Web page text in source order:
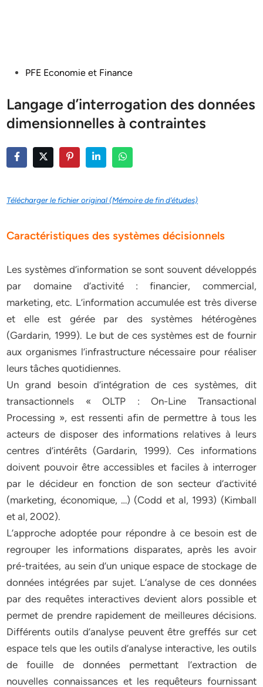
PostedPFE Economie et Finance
Langage d’interrogation des données
dimensionnelles à contraintes
Télécharger le fichier original (Mémoire de fin d’études)
Caractéristiques des systèmes décisionnels
Les systèmes d’information se sont souvent développés
par domaine d’activité : financier, commercial,
marketing, etc. L’information accumulée est très diverse
et elle est gérée par des systèmes hétérogènes
(Gardarin, 1999). Le but de ces systèmes est de fournir
aux organismes l’infrastructure nécessaire pour réaliser
leurs tâches quotidiennes.
Un grand besoin d’intégration de ces systèmes, dit
transactionnels « OLTP : On-Line Transactional
Processing », est ressenti afin de permettre à tous les
acteurs de disposer des informations relatives à leurs
centres d’intérêts (Gardarin, 1999). Ces informations
doivent pouvoir être accessibles et faciles à interroger
par le décideur en fonction de son secteur d’activité
(marketing, économique, …) (Codd et al, 1993) (Kimball
et al, 2002).
L’approche adoptée pour répondre à ce besoin est de
regrouper les informations disparates, après les avoir
pré-traitées, au sein d’un unique espace de stockage de
données intégrées par sujet. L’analyse de ces données
par des requêtes interactives devient alors possible et
permet de prendre rapidement de meilleures décisions.
Différents outils d’analyse peuvent être greffés sur cet
espace tels que les outils d’analyse interactive, les outils
de fouille de données permettant l’extraction de
nouvelles connaissances et les requêteurs fournissant